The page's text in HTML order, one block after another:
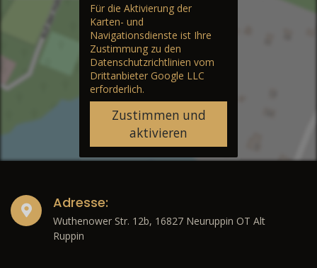
Für die Aktivierung der
Karten- und
Navigationsdienste ist Ihre
Zustimmung zu den
Datenschutzrichtlinien vom
Drittanbieter Google LLC
erforderlich.
Zustimmen und
aktivieren
Adresse:
Wuthenower Str. 12b, 16827 Neuruppin OT Alt
Ruppin